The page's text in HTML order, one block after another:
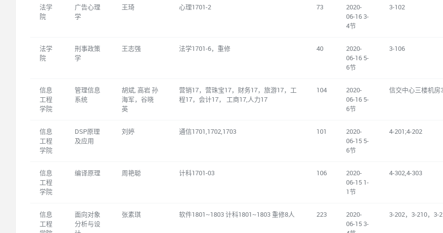
法学
院
广告心理
学
王琦 心理1701-2 73
2020-
06-16 3-
4节
3-102
法学
院
刑事政策
学
王志强 法学1701-6，重修 40
2020-
06-16 5-
6节
3-106
信息
工程
学院
管理信息
系统
胡斌, 高岩 孙
海军，谷晓
英
营销17，营珠宝17，财务17，旅游17，工
程17，会计17， 工商17,人力17
104
2020-
06-16 5-
6节
信交中心三楼机房
信息
工程
学院
DSP原理
及应用
刘婷 通信1701,1702,1703 101
2020-
06-15 5-
6节
4-201;4-202
信息
工程
学院
编译原理 周艳聪 计科1701-03 106
2020-
06-15 1-
1节
4-302,4-303
信息
工程
面向对象
分析与设
张素琪 软件1801~1803 计科1801~1803 重修8人 223
2020-
06-15 3-
3-202，3-210，3-